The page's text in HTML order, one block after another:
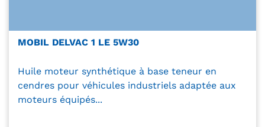
MOBIL DELVAC 1 LE 5W30
Huile moteur synthétique à base teneur en
cendres pour véhicules industriels adaptée aux
moteurs équipés...